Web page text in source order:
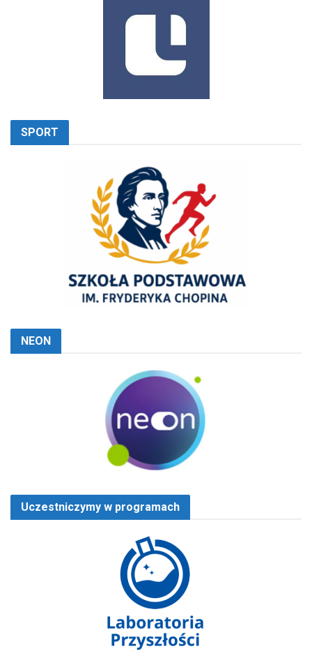
SPORT
NEON
Uczestniczymy w programach